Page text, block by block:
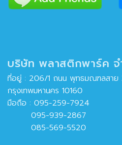
บริษัท พลาสติกพาร์ค จ
ที่อยู่ : 206/1 ถนน พุทธมณฑลสาย
กรุงเทพมหานคร 10160
มือถือ : 095-259-7924
095-939-2867
085-569-5520